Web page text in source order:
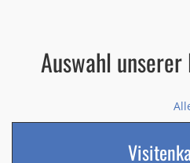
Auswahl